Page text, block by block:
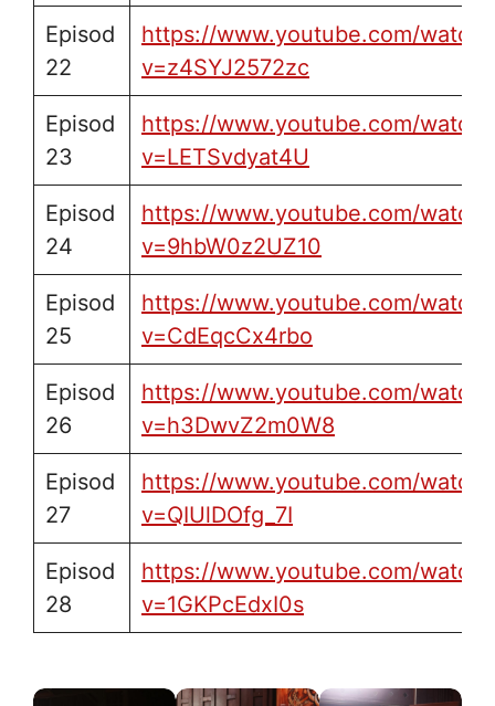
Episod
22
https://www.youtube.com/watch?
v=z4SYJ2572zc
Episod
23
https://www.youtube.com/watch?
v=LETSvdyat4U
Episod
24
https://www.youtube.com/watch?
v=9hbW0z2UZ10
Episod
25
https://www.youtube.com/watch?
v=CdEqcCx4rbo
Episod
26
https://www.youtube.com/watch?
v=h3DwvZ2m0W8
Episod
27
https://www.youtube.com/watch?
v=QIUlDOfg_7I
Episod
28
https://www.youtube.com/watch?
v=1GKPcEdxI0s